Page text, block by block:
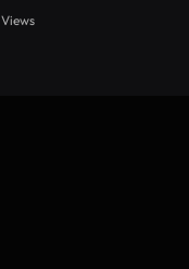
Views